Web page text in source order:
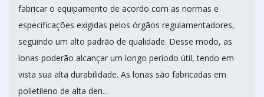
fabricar o equipamento de acordo com as normas e
especificações exigidas pelos órgãos regulamentadores,
seguindo um alto padrão de qualidade. Desse modo, as
lonas poderão alcançar um longo período útil, tendo em
vista sua alta durabilidade. As lonas são fabricadas em
polietileno de alta den...